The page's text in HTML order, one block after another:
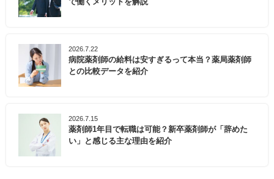
2026.7.22
病院薬剤師の給料は安すぎるって本当？薬局薬剤師
との比較データを紹介
2026.7.15
薬剤師1年目で転職は可能？新卒薬剤師が「辞めた
い」と感じる主な理由を紹介